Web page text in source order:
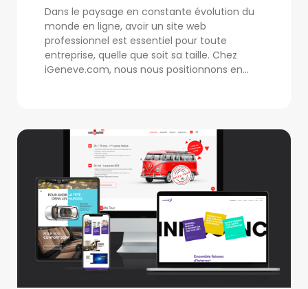
Dans le paysage en constante évolution du
monde en ligne, avoir un site web
professionnel est essentiel pour toute
entreprise, quelle que soit sa taille. Chez
iGeneve.com, nous nous positionnons en...